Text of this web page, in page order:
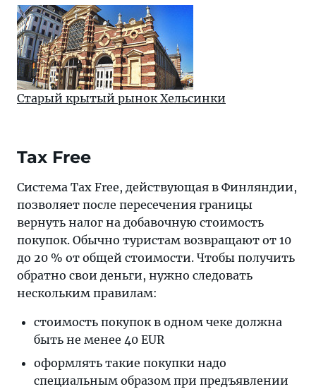
Старый крытый рынок Хельсинки
Tax Free
Система Tax Free, действующая в Финляндии,
позволяет после пересечения границы
вернуть налог на добавочную стоимость
покупок. Обычно туристам возвращают от 10
до 20 % от общей стоимости. Чтобы получить
обратно свои деньги, нужно следовать
нескольким правилам:
стоимость покупок в одном чеке должна
быть не менее 40 EUR
оформлять такие покупки надо
специальным образом при предъявлении